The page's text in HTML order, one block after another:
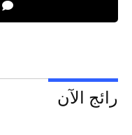
رائج الآن